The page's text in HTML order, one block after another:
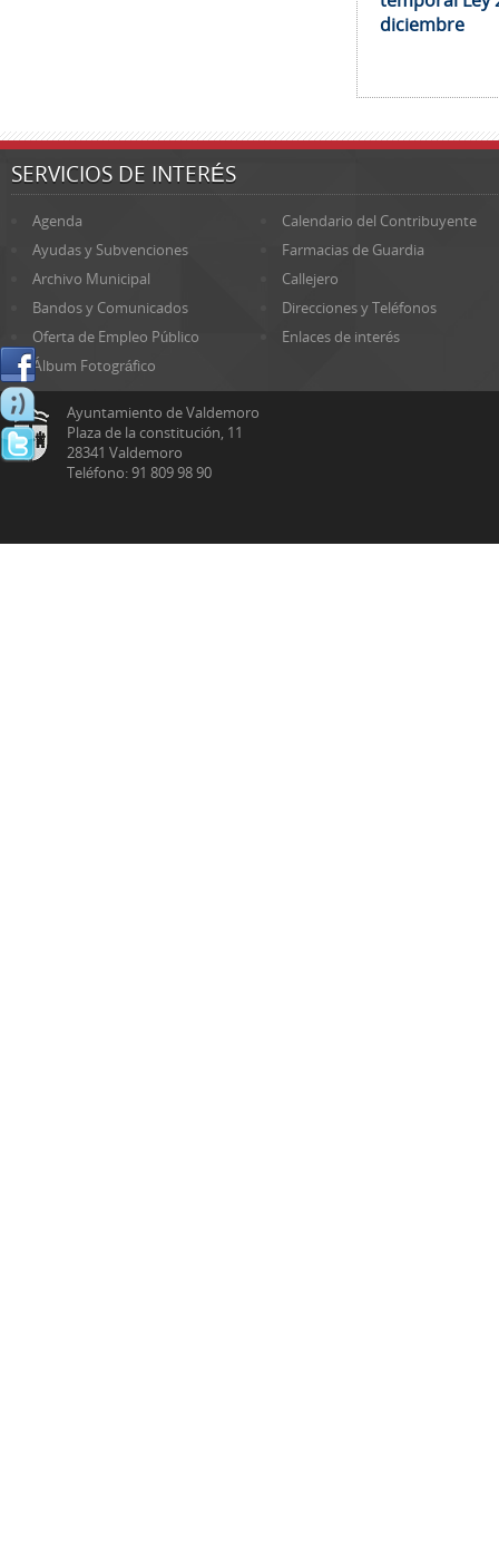
diciembre
SERVICIOS DE INTERÉS
Agenda
Calendario del Contribuyente
Ayudas y Subvenciones
Farmacias de Guardia
Archivo Municipal
Callejero
Bandos y Comunicados
Direcciones y Teléfonos
Oferta de Empleo Público
Enlaces de interés
Álbum Fotográfico
Ayuntamiento de Valdemoro
Plaza de la constitución, 11
28341 Valdemoro
Teléfono: 91 809 98 90